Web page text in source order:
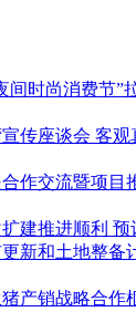
间时尚消费节”
传座谈会 客
作交流暨项目
建推进顺利
新和土地整备
产销战略合作